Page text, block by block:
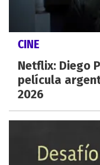
CINE
Netflix: Diego
película
2026